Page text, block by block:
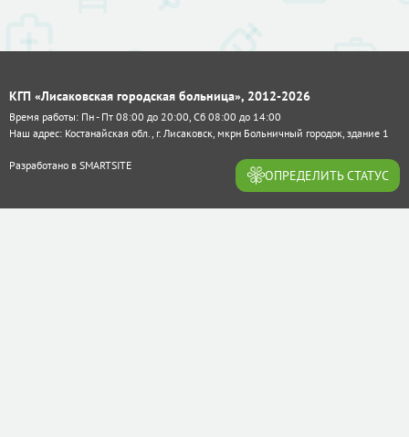
КГП «Лисаковская городская больница», 2012-2026
Время работы: Пн - Пт 08:00 до 20:00, Сб 08:00 до 14:00
Наш адрес: Костанайская обл., г. Лисаковск, мкрн Больничный городок, здание 1
Разработано в SMARTSITE
ОПРЕДЕЛИТЬ СТАТУС